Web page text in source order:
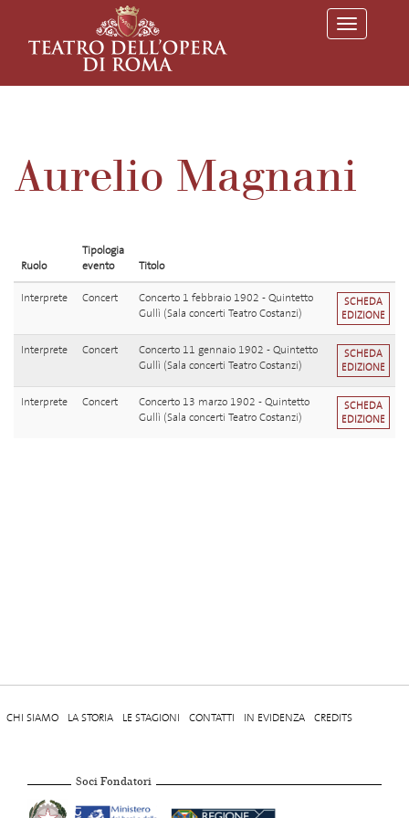
T
o
l
i
a
Aurelio Magnani
Ruolo
Tipologia
evento
Titolo
Interprete Concert
Concerto 1 febbraio 1902 - Quintetto
Gullì (Sala concerti Teatro Costanzi)
SCHEDA
EDIZIONE
Interprete Concert
Concerto 11 gennaio 1902 - Quintetto
Gullì (Sala concerti Teatro Costanzi)
SCHEDA
EDIZIONE
Interprete Concert
Concerto 13 marzo 1902 - Quintetto
Gullì (Sala concerti Teatro Costanzi)
SCHEDA
EDIZIONE
CHI SIAMO LA STORIA LE STAGIONI CONTATTI IN EVIDENZA CREDITS
Soci Fondatori